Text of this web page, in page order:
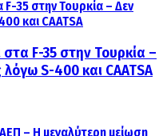
στα F-35 στην Τουρκία –
S-400 και CAATSA